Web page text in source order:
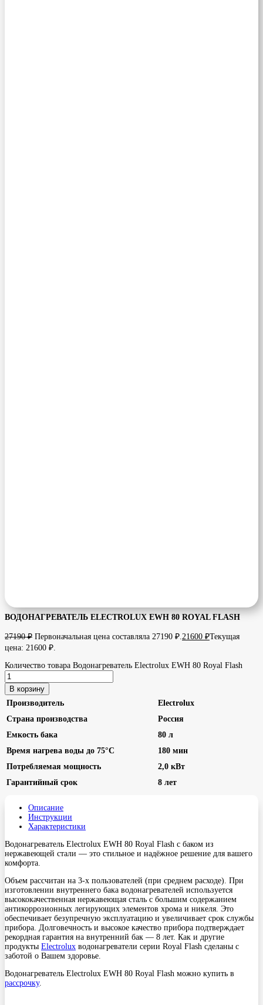
ВОДОНАГРЕВАТЕЛЬ ELECTROLUX EWH 80 ROYAL FLASH
27190₽ Первоначальная цена составляла 27190 ₽.21600 ₽Текущая
цена: 21600 ₽.
Количество товара Водонагреватель Electrolux EWH 80 Royal Flash
В корзину
Производитель
Electrolux
Страна производства
Россия
Емкость бака
80 л
Время нагрева воды до 75°С
180 мин
Потребляемая мощность
2,0 кВт
Гарантийный срок
8 лет
Описание
Инструкции
Характеристики
Водонагреватель Electrolux EWH 80 Royal Flash с баком из
нержавеющей стали — это стильное и надёжное решение для вашего
комфорта.
Объем рассчитан на 3-х пользователей (при среднем расходе). При
изготовлении внутреннего бака водонагревателей используется
высококачественная нержавеющая сталь с большим содержанием
антикоррозионных легирующих элементов хрома и никеля. Это
обеспечивает безупречную эксплуатацию и увеличивает срок службы
прибора. Долговечность и высокое качество прибора подтверждает
рекордная гарантия на внутренний бак — 8 лет. Как и другие
продукты Electrolux водонагреватели серии Royal Flash сделаны с
заботой о Вашем здоровье.
Водонагреватель Electrolux EWH 80 Royal Flash можно купить в
рассрочку.